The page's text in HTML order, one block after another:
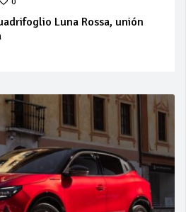
Luna Rossa, unión